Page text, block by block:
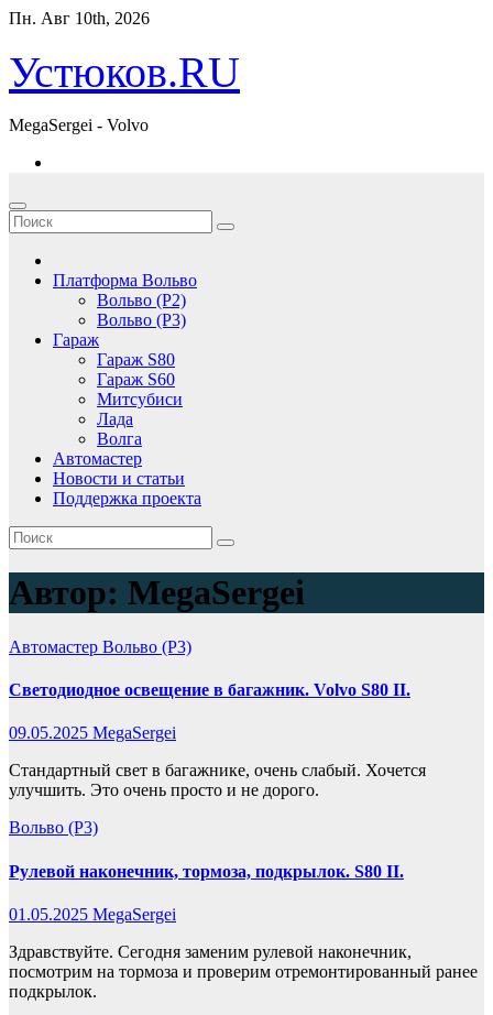
Перейти
содержимому
Пн. Авг 10th, 2026
Устюков.RU
MegaSergei - Volvo
Платформа Вольво
Вольво (P2)
Вольво (P3)
Гараж
Гараж S80
Гараж S60
Митсубиси
Лада
Волга
Автомастер
Новости и статьи
Поддержка проекта
Автор: MegaSergei
Автомастер Вольво (P3)
Светодиодное освещение в багажник. Volvo S80 II.
09.05.2025 MegaSergei
Стандартный свет в багажнике, очень слабый. Хочется
улучшить. Это очень просто и не дорого.
Вольво (P3)
Рулевой наконечник, тормоза, подкрылок. S80 II.
01.05.2025 MegaSergei
Здравствуйте. Сегодня заменим рулевой наконечник,
посмотрим на тормоза и проверим отремонтированный ранее
подкрылок.